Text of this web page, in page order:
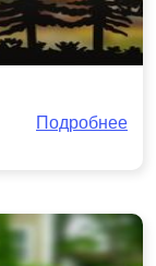
Подробнее